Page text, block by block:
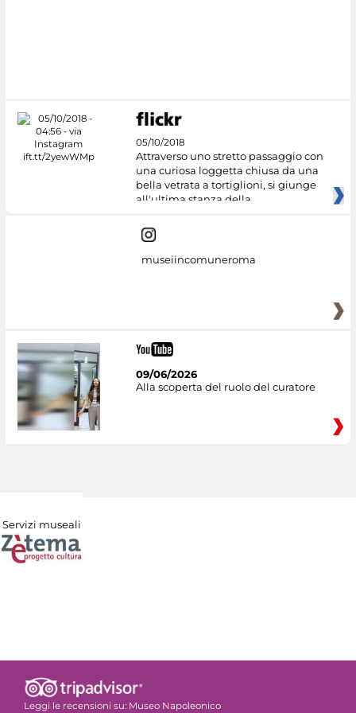
05/10/2018
Attraverso uno stretto passaggio con
una curiosa loggetta chiusa da una
bella vetrata a tortiglioni, si giunge
all'ultima stanza della
museiincomuneroma
09/06/2026
Alla scoperta del ruolo del curatore
Servizi museali
Leggi le recensioni su: Museo Napoleonico